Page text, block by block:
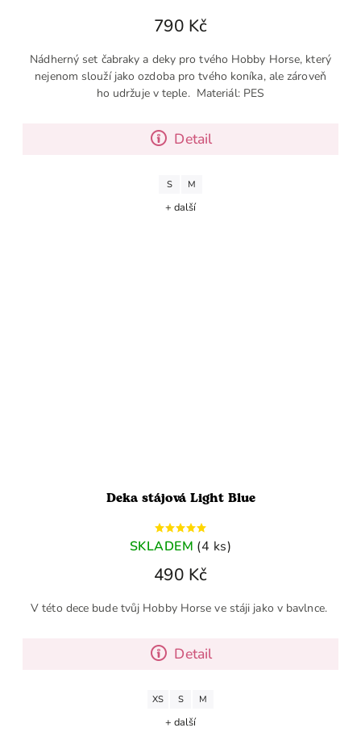
790 Kč
Detail
Nádherný set čabraky a deky pro tvého Hobby Horse, který
nejenom slouží jako ozdoba pro tvého koníka, ale zároveň
ho udržuje v teple. Materiál: PES
S M
+ další
Deka stájová Light Blue
SKLADEM (4 ks)
490 Kč
Detail
V této dece bude tvůj Hobby Horse ve stáji jako v bavlnce.
XS S M
+ další